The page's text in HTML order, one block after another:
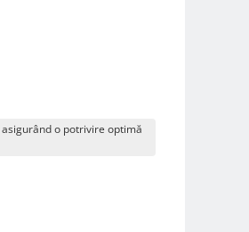
o potrivire optimă